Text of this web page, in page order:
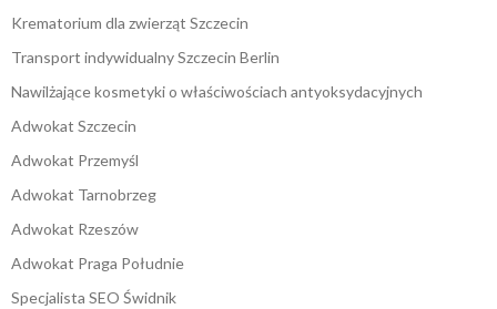
Krematorium dla zwierząt Szczecin
Transport indywidualny Szczecin Berlin
Nawilżające kosmetyki o właściwościach antyoksydacyjnych
Adwokat Szczecin
Adwokat Przemyśl
Adwokat Tarnobrzeg
Adwokat Rzeszów
Adwokat Praga Południe
Specjalista SEO Świdnik